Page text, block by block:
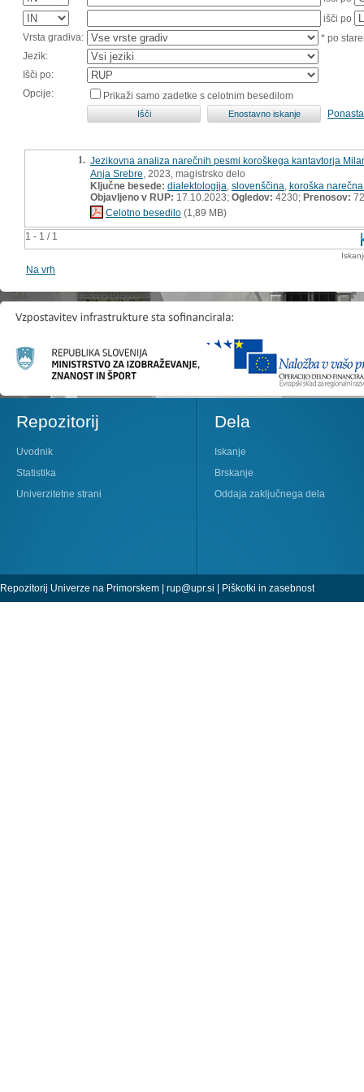
išči po
Vrsta gradiva:
* po
Jezik:
Išči po:
Opcije:
Prikaži samo zadetke s celotnim besedilom
1 - 1 / 1
1. Jezikovna analiza narečnih pesmi koroškega kantavtorja
Anja Srebre , 2023, magistrsko delo
Ključne besede: dialektologija slovenščina koroška
Objavljeno v RUP: 17.10.2023; Ogledov: 4230; Prenosov: 72
Celotno besedilo (1,89 MB)
Na vrh
Repozitorij
Uvodnik
Statistika
Univerzitetne strani
Dela
Iskanje
Brskanje
Oddaja zaključnega dela
Repozitorij Univerze na Primorskem | rup@upr.si | Piškotki in zasebnost